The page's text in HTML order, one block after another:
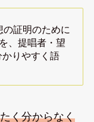
の証明のために
、提唱者・望
かりやすく語
く分からなく